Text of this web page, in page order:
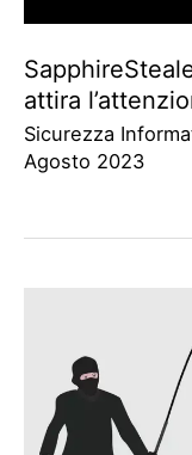
attira
Sicurezza
Agosto 2023